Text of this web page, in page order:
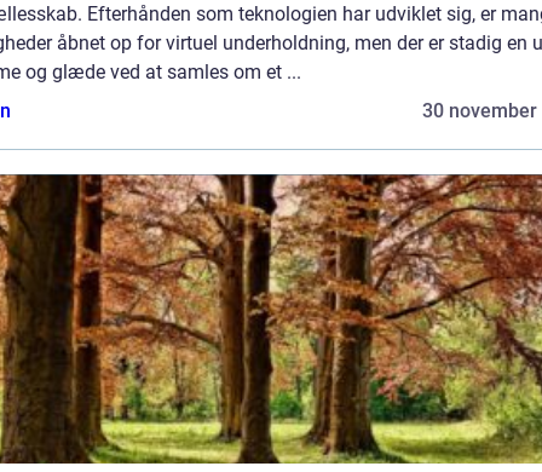
Efterhånden som teknologien har udviklet sig, er
åbnet op for virtuel underholdning, men der er stadig en
og glæde ved at samles om et ...
30 november